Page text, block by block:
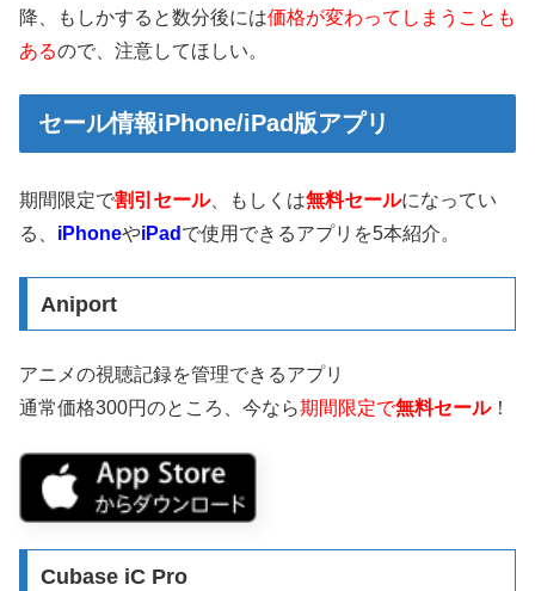
降、もしかすると数分後には価格が変わってしまうことも
あるので、注意してほしい。
セール情報iPhone/iPad版アプリ
期間限定で割引セール、もしくは無料セールになってい
る、 iPhoneやiPad で使用できるアプリを5本紹介。
Aniport
アニメの視聴記録を管理できるアプリ
通常価格300円のところ、今なら期間限定で無料セール！
Cubase iC Pro